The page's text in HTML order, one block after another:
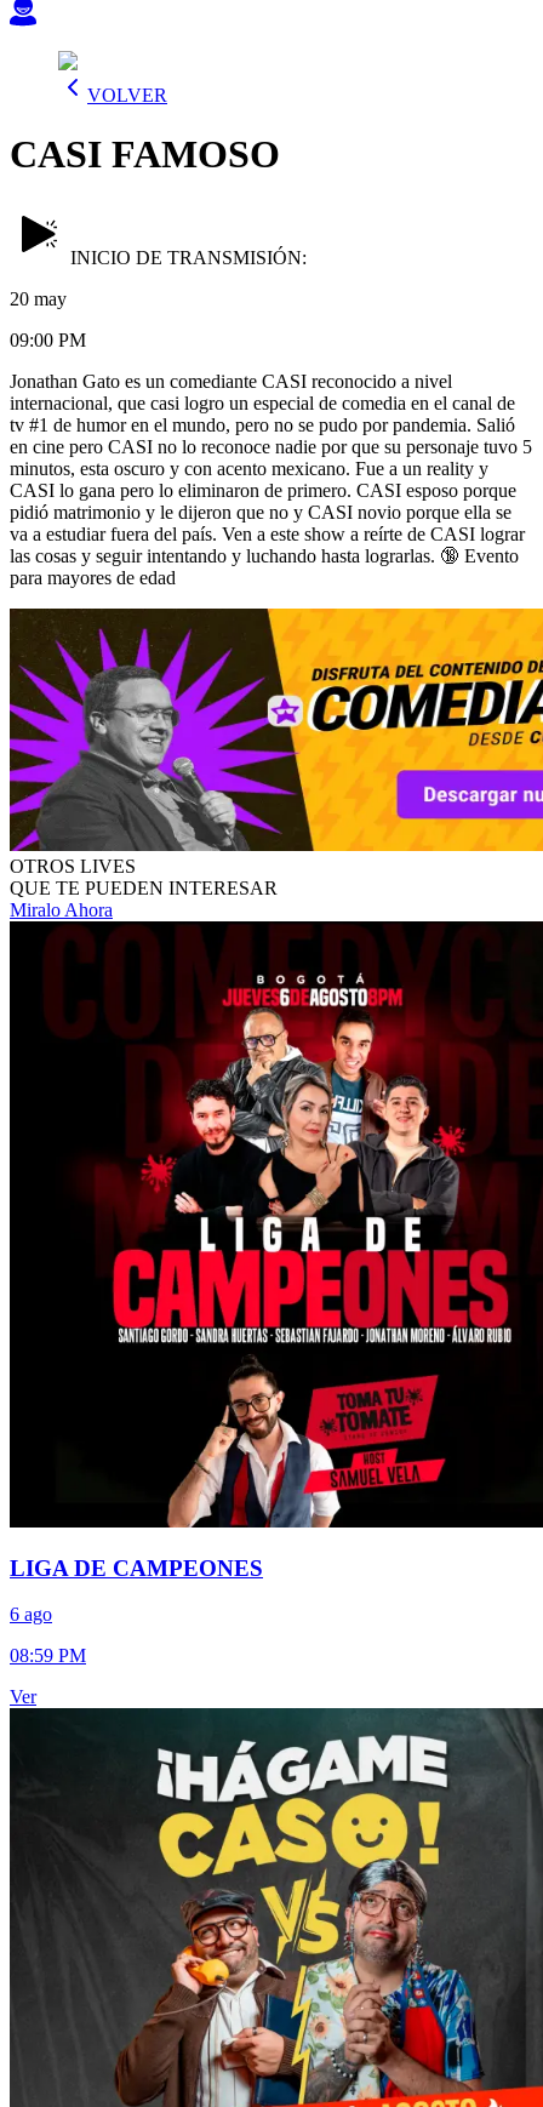
VOLVER
CASI FAMOSO
INICIO DE TRANSMISIÓN:
20 may
09:00 PM
Jonathan Gato es un comediante CASI reconocido a nivel
internacional, que casi logro un especial de comedia en el canal de
tv #1 de humor en el mundo, pero no se pudo por pandemia. Salió
en cine pero CASI no lo reconoce nadie por que su personaje tuvo 5
minutos, esta oscuro y con acento mexicano. Fue a un reality y
CASI lo gana pero lo eliminaron de primero. CASI esposo porque
pidió matrimonio y le dijeron que no y CASI novio porque ella se
va a estudiar fuera del país. Ven a este show a reírte de CASI lograr
las cosas y seguir intentando y luchando hasta lograrlas. 🔞 Evento
para mayores de edad
OTROS LIVES
QUE TE PUEDEN INTERESAR
Miralo Ahora
LIGA DE CAMPEONES
6 ago
08:59 PM
Ver